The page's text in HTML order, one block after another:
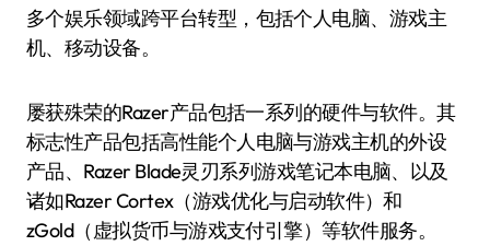
多个娱乐领域跨平台转型，包括个人电脑、游戏主
机、移动设备。
屡获殊荣的Razer产品包括一系列的硬件与软件。其
标志性产品包括高性能个人电脑与游戏主机的外设
产品、Razer Blade灵刃系列游戏笔记本电脑、以及
诸如Razer Cortex（游戏优化与启动软件）和
zGold（虚拟货币与游戏支付引擎）等软件服务。